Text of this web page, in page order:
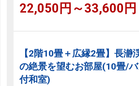
22,050円～33,600円
【2階10畳＋広縁2畳】長瀞
の絶景を望むお部屋(10畳/
付和室)